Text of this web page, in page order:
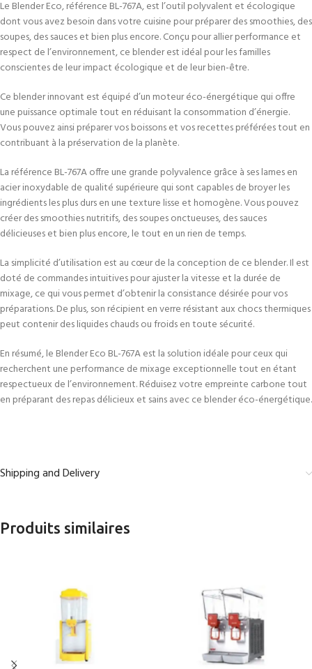
Le Blender Eco, référence BL-767A, est l’outil polyvalent et écologique
dont vous avez besoin dans votre cuisine pour préparer des smoothies, des
soupes, des sauces et bien plus encore. Conçu pour allier performance et
respect de l’environnement, ce blender est idéal pour les familles
conscientes de leur impact écologique et de leur bien-être.
Ce blender innovant est équipé d’un moteur éco-énergétique qui offre
une puissance optimale tout en réduisant la consommation d’énergie.
Vous pouvez ainsi préparer vos boissons et vos recettes préférées tout en
contribuant à la préservation de la planète.
La référence BL-767A offre une grande polyvalence grâce à ses lames en
acier inoxydable de qualité supérieure qui sont capables de broyer les
ingrédients les plus durs en une texture lisse et homogène. Vous pouvez
créer des smoothies nutritifs, des soupes onctueuses, des sauces
délicieuses et bien plus encore, le tout en un rien de temps.
La simplicité d’utilisation est au cœur de la conception de ce blender. Il est
doté de commandes intuitives pour ajuster la vitesse et la durée de
mixage, ce qui vous permet d’obtenir la consistance désirée pour vos
préparations. De plus, son récipient en verre résistant aux chocs thermiques
peut contenir des liquides chauds ou froids en toute sécurité.
En résumé, le Blender Eco BL-767A est la solution idéale pour ceux qui
recherchent une performance de mixage exceptionnelle tout en étant
respectueux de l’environnement. Réduisez votre empreinte carbone tout
en préparant des repas délicieux et sains avec ce blender éco-énergétique.
Shipping and Delivery
Produits similaires